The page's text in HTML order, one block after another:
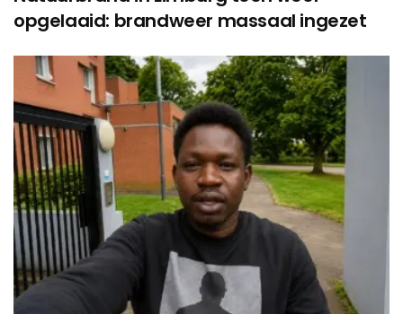
opgelaaid: brandweer massaal ingezet